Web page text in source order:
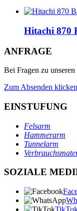
Hitachi 870
ANFRAGE
Bei Fragen zu
Zum Absenden klicken
EINSTUFUNG
Felsarm
Hammerarm
Tunnelarm
SOZIALE